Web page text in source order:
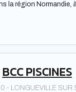
la région Normandie,
budgets de ses
BCC PISCINES
- LONGUEVILLE SUR